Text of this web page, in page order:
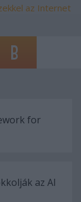
az Internet
for
az AI